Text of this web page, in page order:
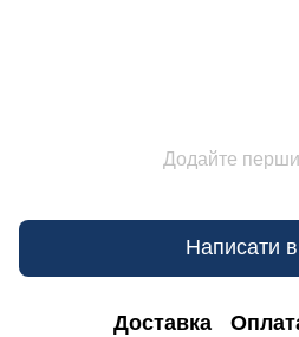
Додайте
Написати
Доставка